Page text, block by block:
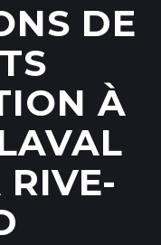
DE
À
RIVE-